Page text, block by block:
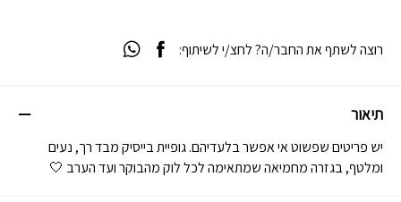
תיאור
יש פריטים שפשוט אי אפשר בלעדיהם. גופיית בייסיק מבד רך, נעים
ומלטף, בגזרה מחמיאה שמתאימה לכל לוק מהבוקר ועד הערב 🤍
רוצה לשתף את החבר/ה? לחצ/י לשיתוף: